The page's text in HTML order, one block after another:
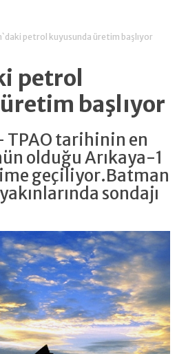
petrol kuyusunda üretim başlıyor
petrol
başlıyor
TPAO tarihinin en
olduğu Arıkaya-1
geçiliyor.Batman
sondajı